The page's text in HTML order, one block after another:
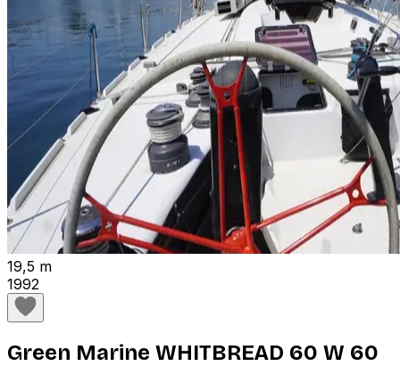
19,5 m
1992
Green Marine WHITBREAD 60 W 60